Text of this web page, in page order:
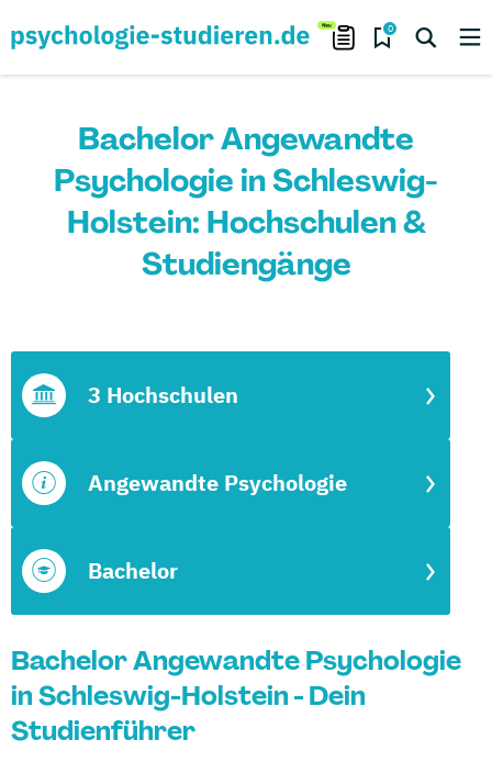
0
Bachelor Angewandte
Psychologie in Schleswig-
Holstein: Hochschulen &
Studiengänge
Bachelor
Angewandte Psychologie
3 Hochschulen
Bachelor Angewandte Psychologie
in Schleswig-Holstein - Dein
Studienführer